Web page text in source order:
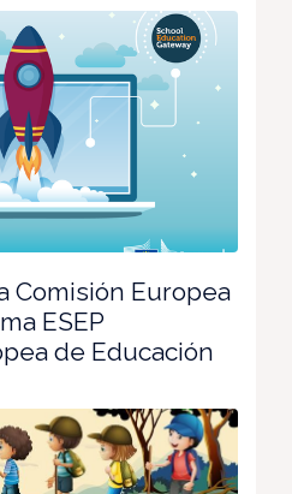
Comisión Europea
ESEP
de Educación